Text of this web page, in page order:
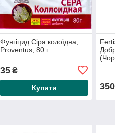
Фунгіцид Сіра колоїдна,
Proventus, 80 г
35₴
Купити 350